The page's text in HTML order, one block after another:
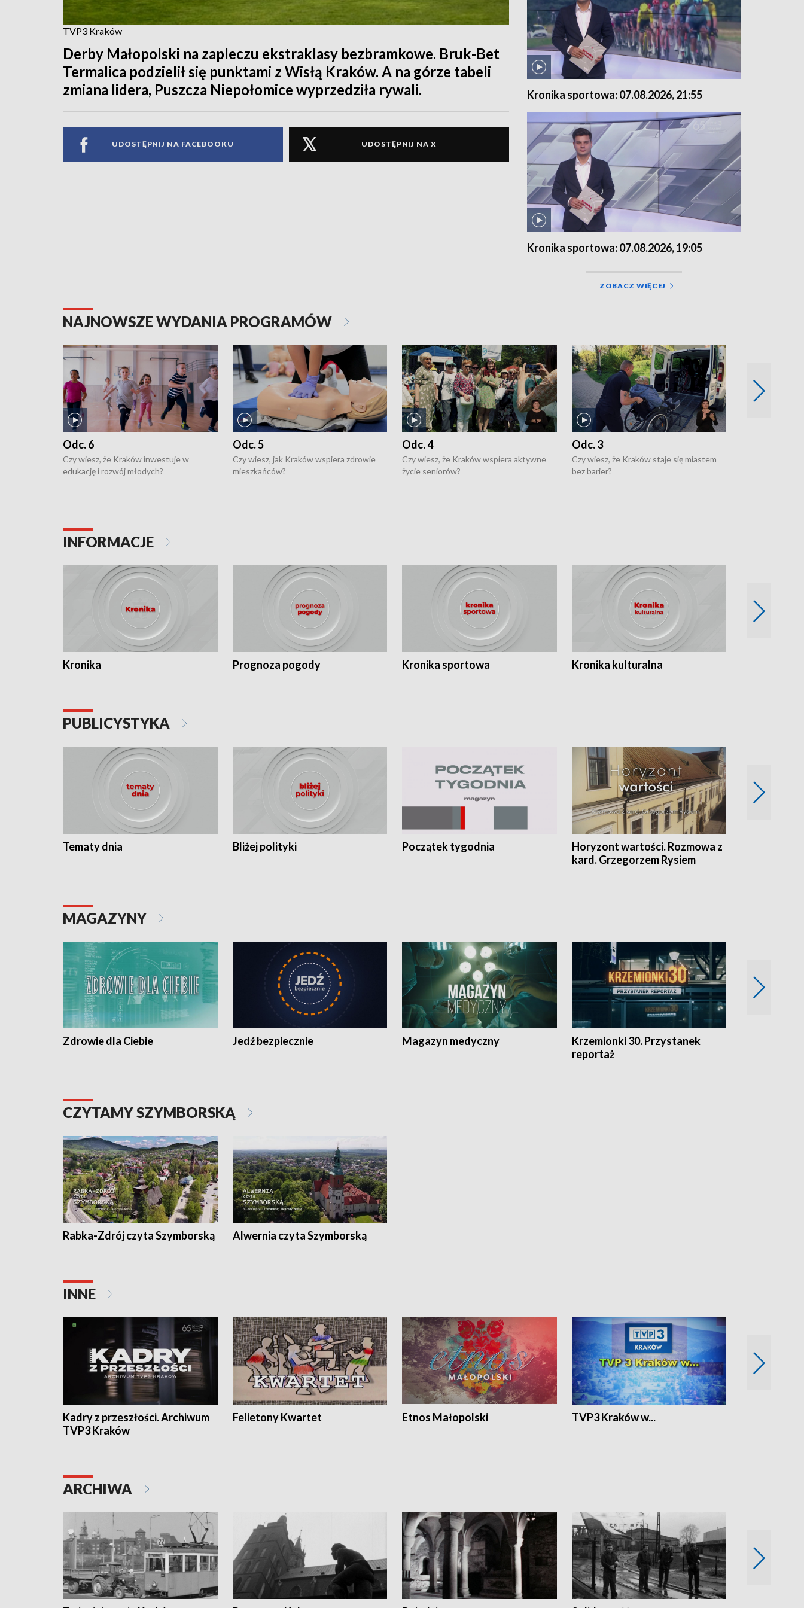
TVP3 Kraków
Derby Małopolski na zapleczu ekstraklasy bezbramkowe. Bruk-Bet
Termalica podzielił się punktami z Wisłą Kraków. A na górze tabeli
zmiana lidera, Puszcza Niepołomice wyprzedziła rywali.
UDOSTĘPNIJ NA FACEBOOKU UDOSTĘPNIJ NA X
Kronika sportowa: 07.08.2026, 21:55
Kronika sportowa: 07.08.2026, 19:05
ZOBACZ WIĘCEJ
NAJNOWSZE WYDANIA PROGRAMÓW
Odc. 6
Czy wiesz, że Kraków inwestuje w
edukację i rozwój młodych?
Odc. 5
Czy wiesz, jak Kraków wspiera zdrowie
mieszkańców?
Odc. 4
Czy wiesz, że Kraków wspiera aktywne
życie seniorów?
Odc. 3
Czy wiesz, że Kraków staje się miastem
bez barier?
INFORMACJE
Kronika Prognoza pogody Kronika sportowa Kronika kulturalna
PUBLICYSTYKA
Tematy dnia Bliżej polityki Początek tygodnia
Horyzont wartości. Rozmowa z
kard. Grzegorzem Rysiem
MAGAZYNY
Zdrowie dla Ciebie Jedź bezpiecznie Magazyn medyczny
Krzemionki 30. Przystanek
reportaż
CZYTAMY SZYMBORSKĄ
Rabka-Zdrój czyta Szymborską Alwernia czyta Szymborską
INNE
Kadry z przeszłości. Archiwum
TVP3 Kraków
Felietony Kwartet Etnos Małopolski TVP3 Kraków w...
ARCHIWA